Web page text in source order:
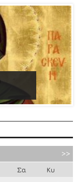
Σα
Κυ